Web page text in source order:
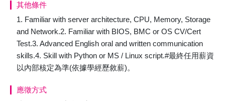
其他條件
1. Familiar with server architecture, CPU, Memory, Storage
and Network.2. Familiar with BIOS, BMC or OS CV/Cert
Test.3. Advanced English oral and written communication
skills.4. Skill with Python or MS / Linux script.#最終任用薪資
以內部核定為準(依據學經歷敘薪)。
應徵方式